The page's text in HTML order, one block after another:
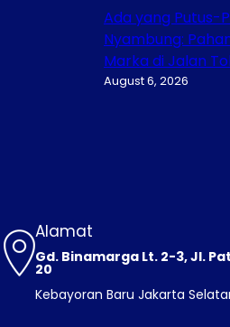
Ada yang Putus-
Nyambung:
Marka di Jalan Tol
August 6, 2026
Alamat
Gd. Binamarga Lt. 2-3, Jl.
20
Kebayoran Baru Jakarta Selatan